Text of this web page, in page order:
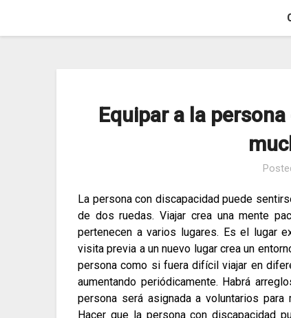
Equipar a la
La persona con discapacidad puede
de dos ruedas.Viajar crea una mente
pertenecen a varios lugares. Es el lugar
visita previa a un nuevo lugar crea un
persona como si fuera difícil viajar en
aumentando periódicamente. Habrá
persona será asignada a voluntarios
Hacer que la persona con discapacidad